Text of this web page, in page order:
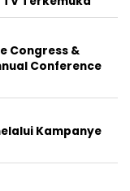
Conference
Kampanye
Bertemu dalam